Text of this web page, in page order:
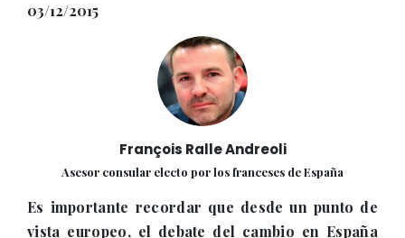
03/12/2015
François Ralle Andreoli
Asesor consular electo por los franceses de España
Es importante recordar que desde un punto de
vista europeo, el debate del cambio en España